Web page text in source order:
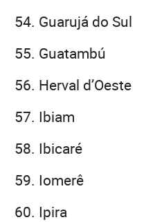
Guarujá do Sul
Guatambú
Herval d’Oeste
Ibiam
Ibicaré
Iomerê
Ipira